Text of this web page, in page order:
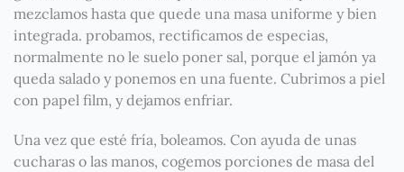
mezclamos hasta que quede una masa uniforme y bien
integrada. probamos, rectificamos de especias,
normalmente no le suelo poner sal, porque el jamón ya
queda salado y ponemos en una fuente. Cubrimos a piel
con papel film, y dejamos enfriar.
Una vez que esté fría, boleamos. Con ayuda de unas
cucharas o las manos, cogemos porciones de masa del